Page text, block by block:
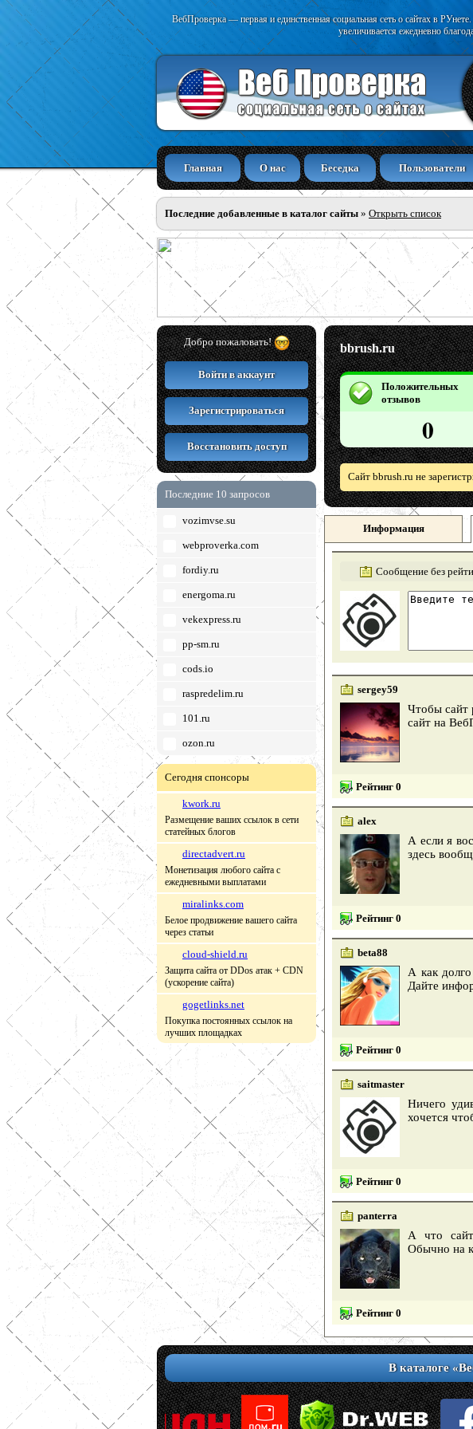
ВебПроверка — первая и единственная социальная сеть о сайтах в
увеличивается ежедневно
Главная О нас Беседка Пользователи
Последние добавленные в каталог сайты » Открыть список
Добро пожаловать!
Войти в аккаунт
Зарегистрироваться
Восстановить доступ
Последние 10 запросов
vozimvse.su
webproverka.com
fordiy.ru
energoma.ru
vekexpress.ru
pp-sm.ru
cods.io
raspredelim.ru
101.ru
ozon.ru
Сегодня спонсоры
kwork.ru
Размещение ваших ссылок в сети
статейных блогов
directadvert.ru
Монетизация любого сайта с
ежедневными выплатами
miralinks.com
Белое продвижение вашего сайта
через статьи
cloud-shield.ru
Защита сайта от DDos атак + CDN
(ускорение сайта)
gogetlinks.net
Покупка постоянных ссылок на
лучших площадках
bbrush.ru
Положительных
отзывов
0
Сайт bbrush.ru не
Информация
Сообщение без
sergey59
Чтобы сайт
сайт на
Рейтинг 0
alex
А если я
здесь
Рейтинг 0
beta88
А как
Дайте
Рейтинг 0
saitmaster
Ничего
хочется
Рейтинг 0
panterra
А что сайт
Обычно на
Рейтинг 0
В каталоге